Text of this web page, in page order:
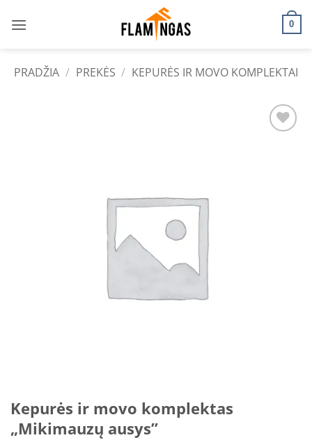
0
PRADŽIA / PREKĖS / KEPURĖS IR MOVO KOMPLEKTAI
Kepurės ir movo komplektas
„Mikimauzų ausys”